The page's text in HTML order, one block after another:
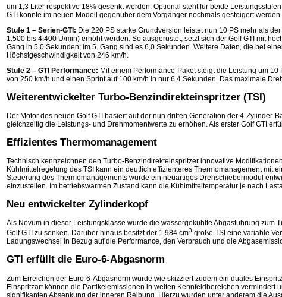
um 1,3 Liter respektive 18% gesenkt werden. Optional steht für beide
GTI konnte im neuen Modell gegenüber dem Vorgänger nochmals gesteigert
Stufe 1 – Serien-GTI: Die 220 PS starke Grundversion leistet nun 10 PS mehr als
1.500 bis 4.400 U/min) erhöht werden. So ausgerüstet, setzt sich der Golf GTI mit
Gang in 5,0 Sekunden; im 5. Gang sind es 6,0 Sekunden. Weitere Daten, die bei
Höchstgeschwindigkeit von 246 km/h.
Stufe 2 – GTI Performance: Mit einem Performance-Paket steigt die Leistung um
von 250 km/h und einen Sprint auf 100 km/h in nur 6,4 Sekunden. Das maximale
Weiterentwickelter Turbo-Benzindirekteinspritzer (TSI)
Der Motor des neuen Golf GTI basiert auf der nun dritten Generation der 4-
gleichzeitig die Leistungs- und Drehmomentwerte zu erhöhen. Als erster Golf GTI
Effizientes Thermomanagement
Technisch kennzeichnen den Turbo-Benzindirekteinspritzer innovative
Kühlmittelregelung des TSI kann ein deutlich effizienteres Thermomanagement mit
Steuerung des Thermomanagements wurde ein neuartiges Drehschiebermodul
einzustellen. Im betriebswarmen Zustand kann die Kühlmitteltemperatur je nach
Neu entwickelter Zylinderkopf
Als Novum in dieser Leistungsklasse wurde die wassergekühlte Abgasführung zum
Golf GTI zu senken. Darüber hinaus besitzt der 1.984 cm3 große TSI eine variable
Ladungswechsel in Bezug auf die Performance, den Verbrauch und die
GTI erfüllt die Euro-6-Abgasnorm
Zum Erreichen der Euro-6-Abgasnorm wurde wie skizziert zudem ein duales
Einspritzart können die Partikelemissionen in weiten Kennfeldbereichen
signifikanten Absenkung der inneren Reibung. Hierzu wurden unter anderem die